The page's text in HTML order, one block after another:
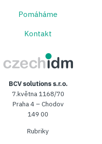
Pomáháme
Kontakt
BCV solutions s.r.o.
7.května 1168/70
Praha 4 – Chodov
149 00
Rubriky